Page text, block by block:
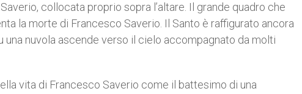
collocata proprio sopra l’altare. Il grande quadro che
la morte di Francesco Saverio. Il Santo è raffigurato ancora
nuvola ascende verso il cielo accompagnato da molti
vita di Francesco Saverio come il battesimo di una